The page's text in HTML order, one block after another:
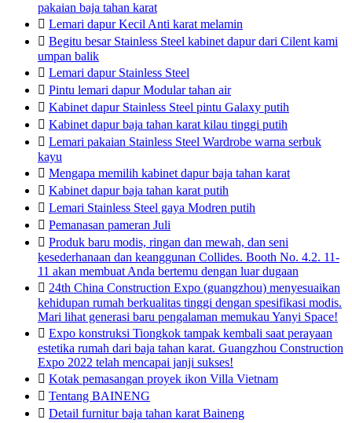
pakaian baja tahan karat
 Lemari dapur Kecil Anti karat melamin
 Begitu besar Stainless Steel kabinet dapur dari Cilent kami
umpan balik
 Lemari dapur Stainless Steel
 Pintu lemari dapur Modular tahan air
 Kabinet dapur Stainless Steel pintu Galaxy putih
 Kabinet dapur baja tahan karat kilau tinggi putih
 Lemari pakaian Stainless Steel Wardrobe warna serbuk
kayu
 Mengapa memilih kabinet dapur baja tahan karat
 Kabinet dapur baja tahan karat putih
 Lemari Stainless Steel gaya Modren putih
 Pemanasan pameran Juli
 Produk baru modis, ringan dan mewah, dan seni
kesederhanaan dan keanggunan Collides. Booth No. 4.2. 11-
11 akan membuat Anda bertemu dengan luar dugaan
 24th China Construction Expo (guangzhou) menyesuaikan
kehidupan rumah berkualitas tinggi dengan spesifikasi modis.
Mari lihat generasi baru pengalaman memukau Yanyi Space!
 Expo konstruksi Tiongkok tampak kembali saat perayaan
estetika rumah dari baja tahan karat. Guangzhou Construction
Expo 2022 telah mencapai janji sukses!
 Kotak pemasangan proyek ikon Villa Vietnam
 Tentang BAINENG
 Detail furnitur baja tahan karat Baineng